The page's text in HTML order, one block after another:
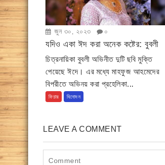
জুন ৩০, ২০২৩ ০
যদিও একা ঈদ করা অনেক কষ্টের: বুবলী
চিত্রনায়িকা বুবলী অভিনীত দুটি ছবি মুক্তি
পেয়েছে ঈদে। এর মধ্যে মাহফুজ আহমেদের
বিপরীতে অভিনয় করা প্রহেলিকা...
ফিচার বিনোদন
LEAVE A COMMENT